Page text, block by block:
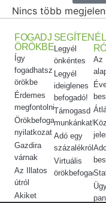
Nincs több
FOGADJ
ÖRÖKBE
Így
fogadhatsz
örökbe
Érdemes
megfontolni
Örökbefogadói
nyilatkozat
Gazdira
várnak
Az Illatos
útról
Akiket
Legyél
önkéntes
Legyél
ideiglenes
befogadó!
Támogasd
munkánkat!
Adó egy
százalékról
Virtuális
örökbefogadás
Az